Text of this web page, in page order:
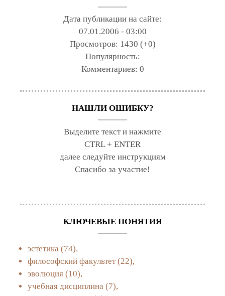
Дата публикации на сайте:
07.01.2006 - 03:00
Просмотров: 1430 (+0)
Популярность:
Комментариев: 0
НАШЛИ ОШИБКУ?
Выделите текст и нажмите
CTRL + ENTER
далее следуйте инструкциям
Спасибо за участие!
КЛЮЧЕВЫЕ ПОНЯТИЯ
эстетика (74),
философский факультет (22),
эволюция (10),
учебная дисциплина (7),